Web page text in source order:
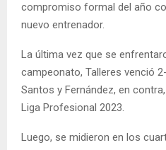
compromiso formal del año
nuevo entrenador.
La última vez que se
campeonato, Talleres venció
Santos y Fernández, en
Liga Profesional 2023.
Luego, se midieron en los